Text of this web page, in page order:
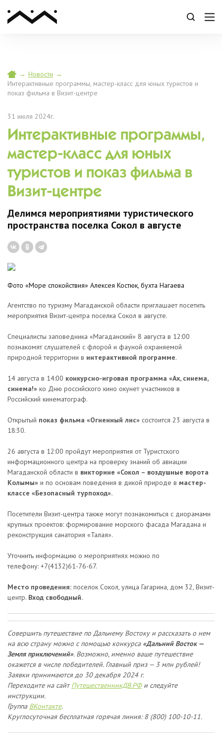
→ Новости →
Интерактивные программы, мастер-класс для юных туристов и
показ фильма в Визит-центре
31 июля 2024г.
Интерактивные программы,
мастер-класс для юных
туристов и показ фильма в
Визит-центре
Делимся мероприятиями туристического
пространства поселка Сокол в августе
Фото «Море спокойствия» Алексея Костюк, бухта Нагаева
Агентство по туризму Магаданской области приглашает посетить
мероприятия Визит-центра поселка Сокол в августе.
Специалисты заповедника «Магаданский» 8 августа в 12:00
познакомят слушателей с флорой и фауной охраняемой
природной территории в интерактивной программе.
14 августа в 14:00 конкурсно-игровая программа «Ах, синема,
синема!» ко Дню российского кино окунет участников в
Российский кинематограф.
Открытый показ фильма «Огненный лис» состоится 23 августа в
18:30.
26 августа в 12:00 пройдут мероприятия от Туристского
информационного центра на проверку знаний об авиации
Магаданской области в викторине «Сокол – воздушные ворота
Колымы» и по основам поведения в дикой природе в мастер-
классе «Безопасный турпоход».
Посетители Визит-центра также могут познакомиться с диорамами
крупных проектов: формирование морского фасада Магадана и
реконструкция санатория «Талая».
Уточнить информацию о мероприятиях можно по
телефону: +7(4132)61-76-67.
Место проведения: поселок Сокол, улица Гагарина, дом 32, Визит-
центр. Вход свободный.
Совершить путешествие по Дальнему Востоку и рассказать о нем
на всю страну можно с помощью конкурса «Дальний Восток —
Земля приключений». Возможно, именно ваше путешествие
окажется в числе победителей. Главный приз — 3 млн рублей!
Заявки принимаются до 30 декабря 2024 г.
Переходите на сайтПутешественникДВ.РФи следуйте
инструкции.
Группа ВКонтакте.
Круглосуточная бесплатная горячая линия: 8 (800) 100-10-11.